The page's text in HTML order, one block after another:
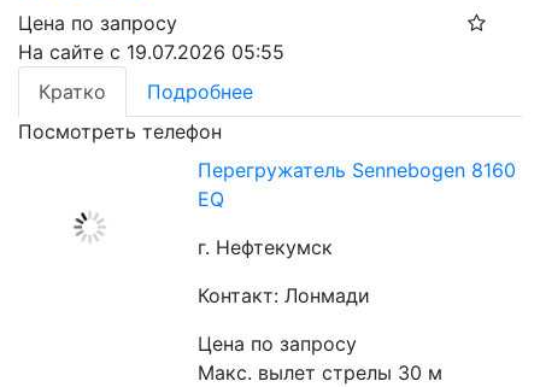
Цена по запросу
На сайте с 19.07.2026 05:55
Кратко
Подробнее
Посмотреть телефон
Перегружатель Sennebogen 8160
EQ
г. Нефтекумск
Контакт: Лонмади
Цена по запросу
Макс. вылет стрелы 30 м